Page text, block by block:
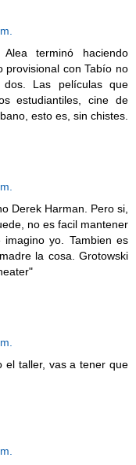
terminó haciendo
provisional con Tabío no
Las películas que
estudiantiles, cine de
esto es, sin chistes.
Derek Harman. Pero si,
no es facil mantener
yo. Tambien es
la cosa. Grotowski
el taller, vas a tener que